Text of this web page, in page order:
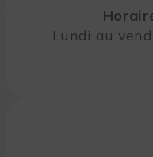
Lundi au